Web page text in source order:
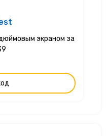
экраном за